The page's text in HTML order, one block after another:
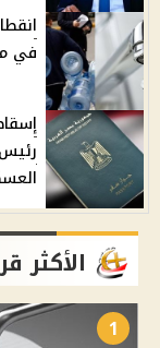
في
الأكثر
1